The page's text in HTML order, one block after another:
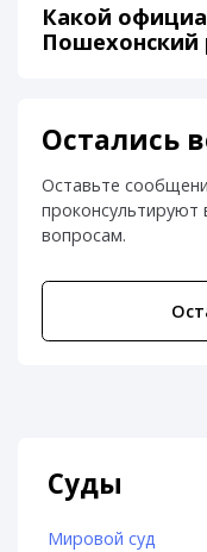
Какой
Пошехонский
Остались
Оставьте
вопросам.
Суды
Мировой суд